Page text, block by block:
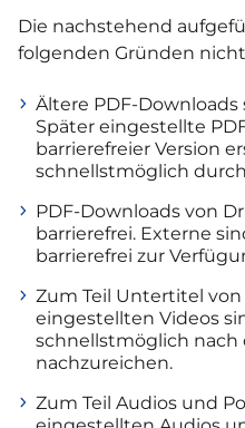
Die nachstehend
folgenden Gründen
Ältere PDF-
Später eingestellte
barrierefreier Version
schnellstmöglich
PDF-Downloads von
barrierefrei. Externe
barrierefrei zur
Zum Teil Untertitel von
eingestellten Videos
schnellstmöglich nach
nachzureichen.
Zum Teil Audios und